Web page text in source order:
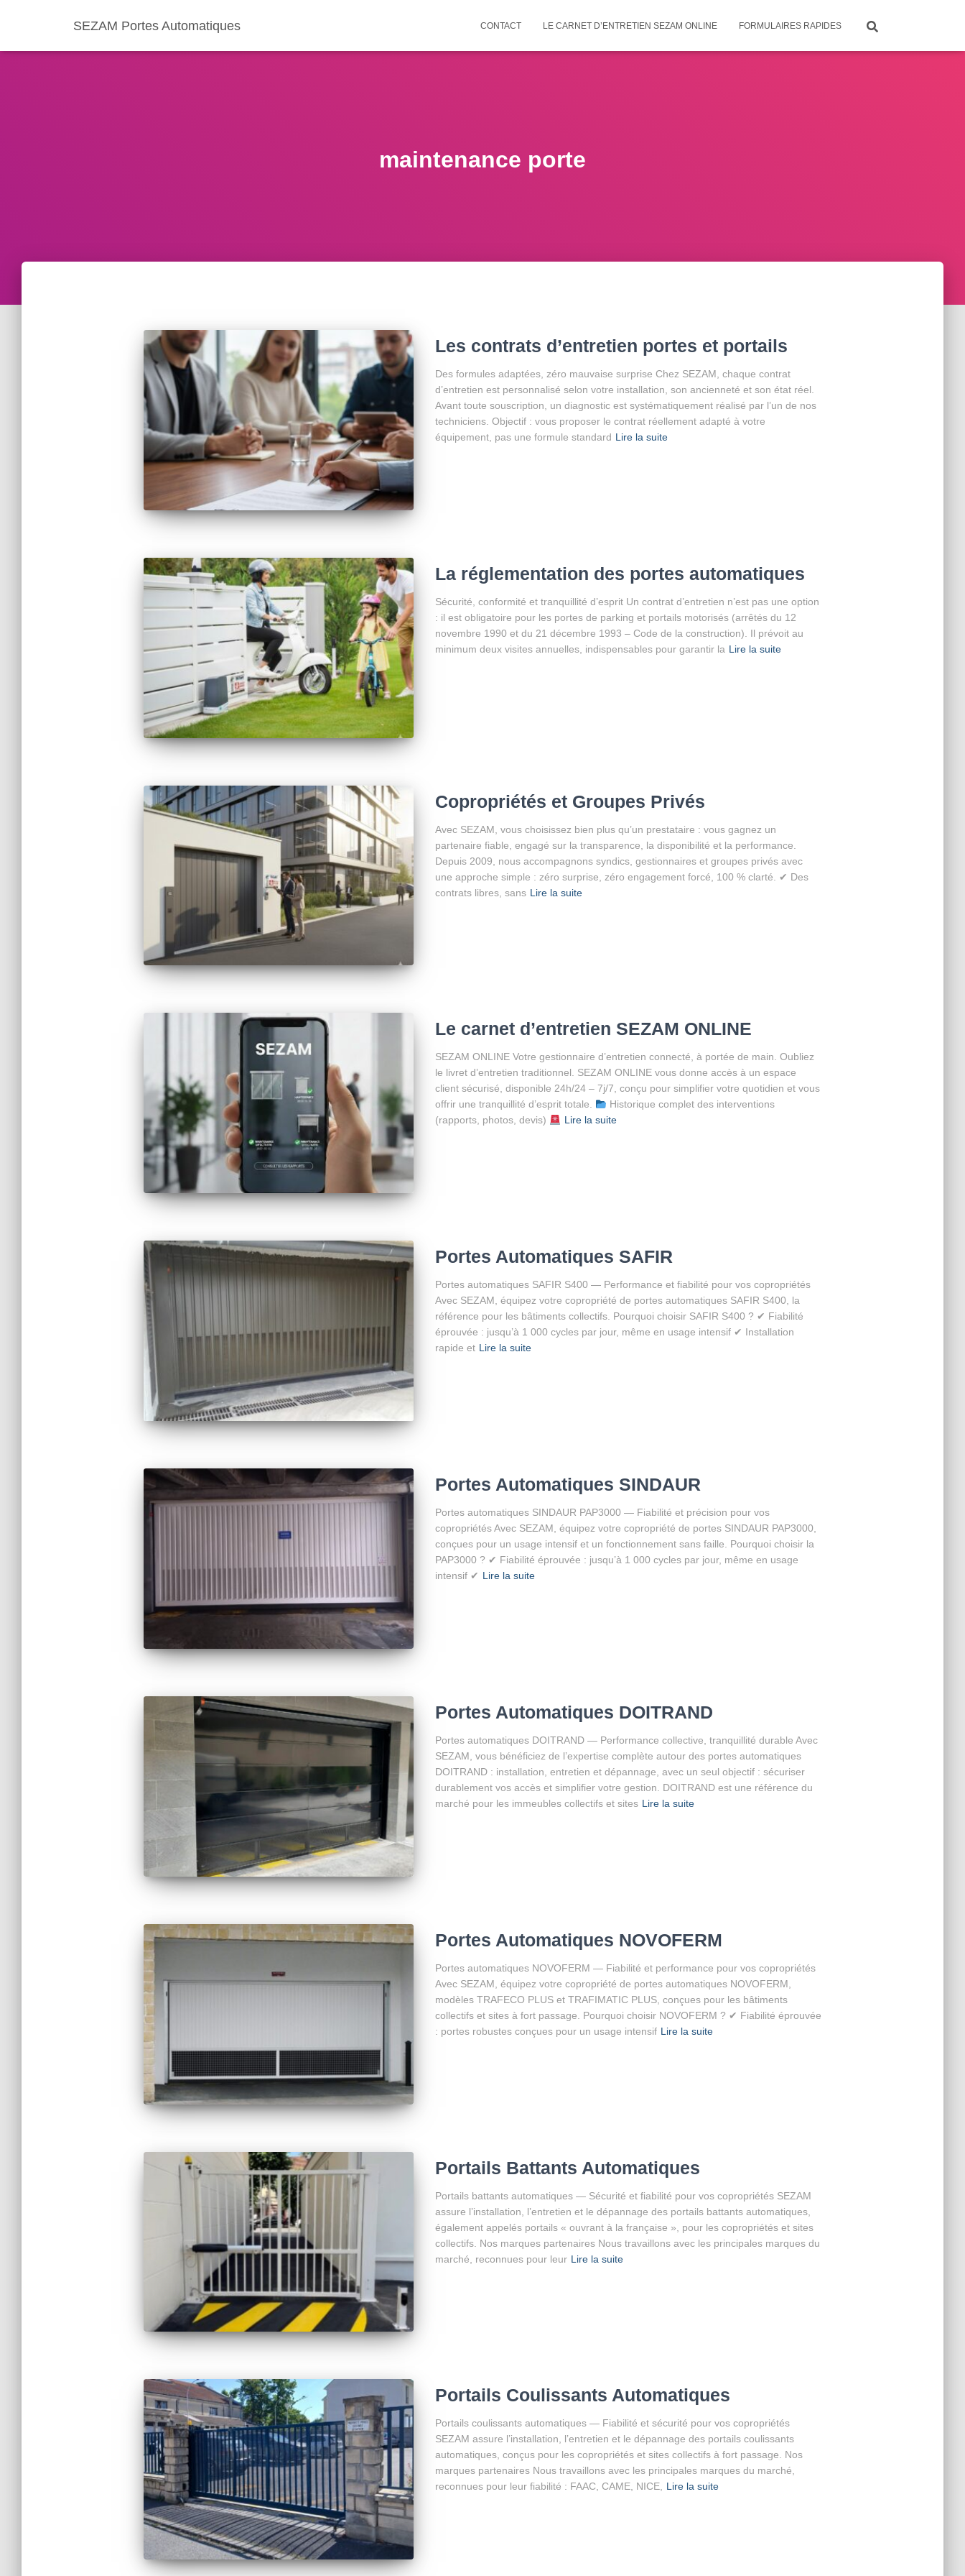
SEZAM Portes Automatiques CONTACT LE CARNET D’ENTRETIEN SEZAM ONLINE FORMULAIRES RAPIDES
maintenance porte
Les contrats d’entretien portes et portails
Des formules adaptées, zéro mauvaise surprise Chez SEZAM, chaque contrat
d’entretien est personnalisé selon votre installation, son ancienneté et son état réel.
Avant toute souscription, un diagnostic est systématiquement réalisé par l’un de nos
techniciens. Objectif : vous proposer le contrat réellement adapté à votre
équipement, pas une formule standard Lire la suite
La réglementation des portes automatiques
Sécurité, conformité et tranquillité d’esprit Un contrat d’entretien n’est pas une option
: il est obligatoire pour les portes de parking et portails motorisés (arrêtés du 12
novembre 1990 et du 21 décembre 1993 – Code de la construction). Il prévoit au
minimum deux visites annuelles, indispensables pour garantir la Lire la suite
Copropriétés et Groupes Privés
Avec SEZAM, vous choisissez bien plus qu’un prestataire : vous gagnez un
partenaire fiable, engagé sur la transparence, la disponibilité et la performance.
Depuis 2009, nous accompagnons syndics, gestionnaires et groupes privés avec
une approche simple : zéro surprise, zéro engagement forcé, 100 % clarté. ✔ Des
contrats libres, sans Lire la suite
Le carnet d’entretien SEZAM ONLINE
SEZAM ONLINE Votre gestionnaire d’entretien connecté, à portée de main. Oubliez
le livret d’entretien traditionnel. SEZAM ONLINE vous donne accès à un espace
client sécurisé, disponible 24h/24 – 7j/7, conçu pour simplifier votre quotidien et vous
offrir une tranquillité d’esprit totale.
Historique complet des interventions
(rapports, photos, devis)
Lire la suite
Portes Automatiques SAFIR
Portes automatiques SAFIR S400 — Performance et fiabilité pour vos copropriétés
Avec SEZAM, équipez votre copropriété de portes automatiques SAFIR S400, la
référence pour les bâtiments collectifs. Pourquoi choisir SAFIR S400 ? ✔ Fiabilité
éprouvée : jusqu’à 1 000 cycles par jour, même en usage intensif ✔ Installation
rapide et Lire la suite
Portes Automatiques SINDAUR
Portes automatiques SINDAUR PAP3000 — Fiabilité et précision pour vos
copropriétés Avec SEZAM, équipez votre copropriété de portes SINDAUR PAP3000,
conçues pour un usage intensif et un fonctionnement sans faille. Pourquoi choisir la
PAP3000 ? ✔ Fiabilité éprouvée : jusqu’à 1 000 cycles par jour, même en usage
intensif ✔ Lire la suite
Portes Automatiques DOITRAND
Portes automatiques DOITRAND — Performance collective, tranquillité durable Avec
SEZAM, vous bénéficiez de l’expertise complète autour des portes automatiques
DOITRAND : installation, entretien et dépannage, avec un seul objectif : sécuriser
durablement vos accès et simplifier votre gestion. DOITRAND est une référence du
marché pour les immeubles collectifs et sites Lire la suite
Portes Automatiques NOVOFERM
Portes automatiques NOVOFERM — Fiabilité et performance pour vos copropriétés
Avec SEZAM, équipez votre copropriété de portes automatiques NOVOFERM,
modèles TRAFECO PLUS et TRAFIMATIC PLUS, conçues pour les bâtiments
collectifs et sites à fort passage. Pourquoi choisir NOVOFERM ? ✔ Fiabilité éprouvée
: portes robustes conçues pour un usage intensif Lire la suite
Portails Battants Automatiques
Portails battants automatiques — Sécurité et fiabilité pour vos copropriétés SEZAM
assure l’installation, l’entretien et le dépannage des portails battants automatiques,
également appelés portails « ouvrant à la française », pour les copropriétés et sites
collectifs. Nos marques partenaires Nous travaillons avec les principales marques du
marché, reconnues pour leur Lire la suite
Portails Coulissants Automatiques
Portails coulissants automatiques — Fiabilité et sécurité pour vos copropriétés
SEZAM assure l’installation, l’entretien et le dépannage des portails coulissants
automatiques, conçus pour les copropriétés et sites collectifs à fort passage. Nos
marques partenaires Nous travaillons avec les principales marques du marché,
reconnues pour leur fiabilité : FAAC, CAME, NICE, Lire la suite